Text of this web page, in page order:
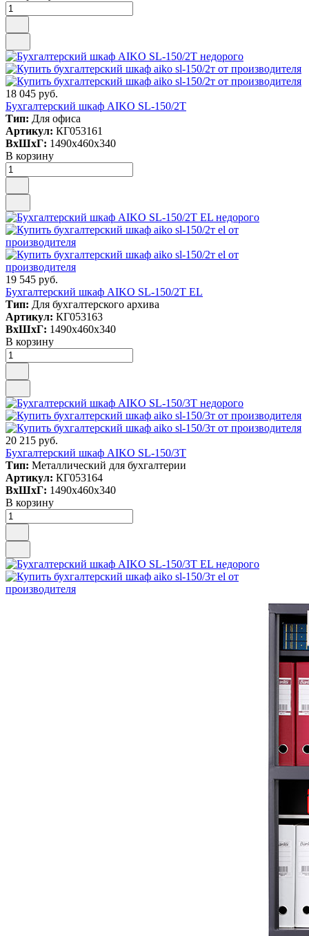
18 045 руб.
Бухгалтерский шкаф AIKO SL-150/2Т
Тип: Для офиса
Артикул: КГ053161
ВxШxГ: 1490x460x340
В корзину
19 545 руб.
Бухгалтерский шкаф AIKO SL-150/2Т EL
Тип: Для бухгалтерского архива
Артикул: КГ053163
ВxШxГ: 1490x460x340
В корзину
20 215 руб.
Бухгалтерский шкаф AIKO SL-150/3Т
Тип: Металлический для бухгалтерии
Артикул: КГ053164
ВxШxГ: 1490x460x340
В корзину